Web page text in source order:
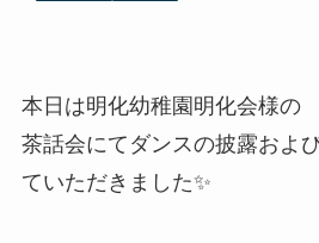
本日は明化幼稚園明化会様の
茶話会にてダンスの披露およ
ていただきました✨